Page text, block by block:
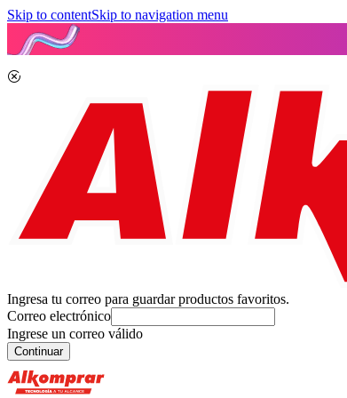
Skip to contentSkip to navigation menu
Ingresa tu correo para guardar productos favoritos.
Correo electrónico
Ingrese un correo válido
Continuar